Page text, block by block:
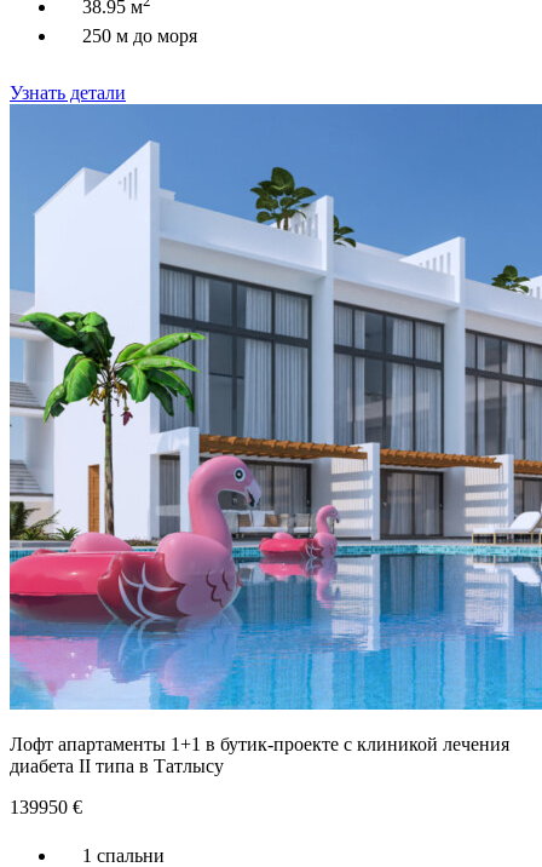
38.95 м
250 м до моря
Узнать детали
Лофт апартаменты 1+1 в бутик-проекте с клиникой лечения
диабета II типа в Татлысу
139950 €
1 спальни